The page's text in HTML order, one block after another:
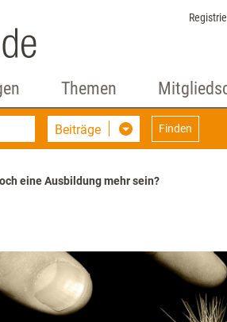
Themen
Beiträge Finden
eine Ausbildung mehr sein?